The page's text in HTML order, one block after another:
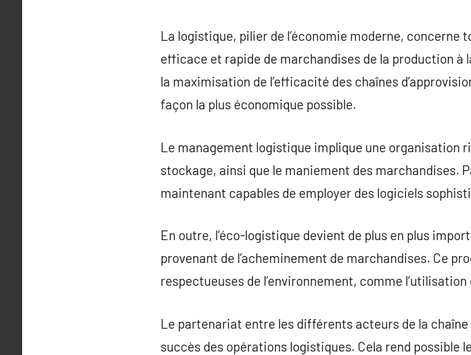
La logistique, pilier de l’économie moderne, concerne
efficace et rapide de marchandises de la production
la maximisation de l’efficacité des chaînes
façon la plus économique possible.
Le management logistique implique une organisation
stockage, ainsi que le maniement des marchandises.
maintenant capables de employer des logiciels
En outre, l’éco-logistique devient de plus en plus
provenant de l’acheminement de marchandises. Ce
respectueuses de l’environnement, comme
Le partenariat entre les différents acteurs de la chaîne
succès des opérations logistiques. Cela rend possible